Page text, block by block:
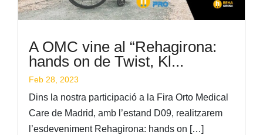
A OMC vine al “Rehagirona:
hands on de Twist, Kl...
Feb 28, 2023
Dins la nostra participació a la Fira Orto Medical
Care de Madrid, amb l’estand D09, realitzarem
l’esdeveniment Rehagirona: hands on […]